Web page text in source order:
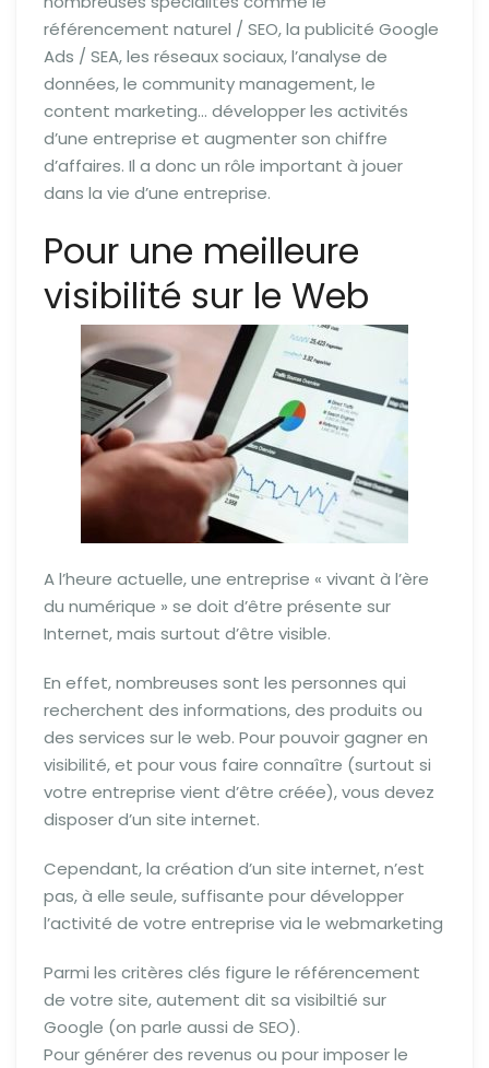
référencement naturel / SEO, la publicité Google
Ads / SEA, les réseaux sociaux, l’analyse de
données, le community management, le
content marketing… développer les activités
d’une entreprise et augmenter son chiffre
d’affaires. Il a donc un rôle important à jouer
dans la vie d’une entreprise.
Pour une meilleure
visibilité sur le Web
A l’heure actuelle, une entreprise « vivant à l’ère
du numérique » se doit d’être présente sur
Internet, mais surtout d’être visible.
En effet, nombreuses sont les personnes qui
recherchent des informations, des produits ou
des services sur le web. Pour pouvoir gagner en
visibilité, et pour vous faire connaître (surtout si
votre entreprise vient d’être créée), vous devez
disposer d’un site internet.
Cependant, la création d’un site internet, n’est
pas, à elle seule, suffisante pour développer
l’activité de votre entreprise via le webmarketing
Parmi les critères clés figure le référencement
de votre site, autement dit sa visibiltié sur
Google (on parle aussi de SEO).
Pour générer des revenus ou pour imposer le